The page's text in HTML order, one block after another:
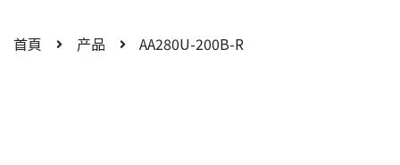
首頁 产品 AA280U-200B-R